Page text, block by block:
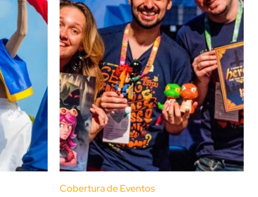
Cobertura de Eventos